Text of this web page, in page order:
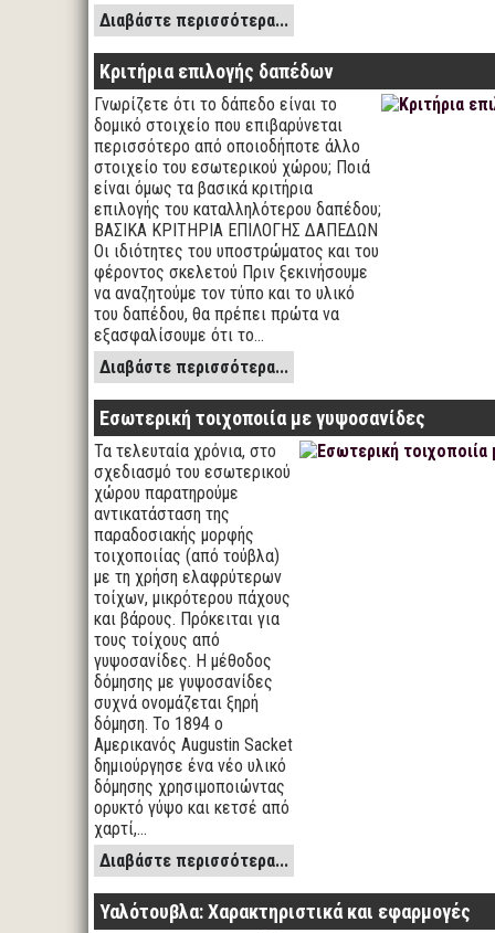
Διαβάστε περισσότερα...
Κριτήρια επιλογής δαπέδων
Γνωρίζετε ότι το δάπεδο είναι το
δομικό στοιχείο που επιβαρύνεται
περισσότερο από οποιοδήποτε άλλο
στοιχείο του εσωτερικού χώρου; Ποιά
είναι όμως τα βασικά κριτήρια
επιλογής του καταλληλότερου δαπέδου;
ΒΑΣΙΚΑ ΚΡΙΤΗΡΙΑ ΕΠΙΛΟΓΗΣ ΔΑΠΕΔΩΝ
Οι ιδιότητες του υποστρώματος και του
φέροντος σκελετού Πριν ξεκινήσουμε
να αναζητούμε τον τύπο και το υλικό
του δαπέδου, θα πρέπει πρώτα να
εξασφαλίσουμε ότι το…
Διαβάστε περισσότερα...
Εσωτερική τοιχοποιία με γυψοσανίδες
Τα τελευταία χρόνια, στο
σχεδιασμό του εσωτερικού
χώρου παρατηρούμε
αντικατάσταση της
παραδοσιακής μορφής
τοιχοποιίας (από τούβλα)
με τη χρήση ελαφρύτερων
τοίχων, μικρότερου πάχους
και βάρους. Πρόκειται για
τους τοίχους από
γυψοσανίδες. Η μέθοδος
δόμησης με γυψοσανίδες
συχνά ονομάζεται ξηρή
δόμηση. Το 1894 ο
Αμερικανός Augustin Sacket
δημιούργησε ένα νέο υλικό
δόμησης χρησιμοποιώντας
ορυκτό γύψο και κετσέ από
χαρτί,…
Διαβάστε περισσότερα...
Υαλότουβλα: Χαρακτηριστικά και εφαρμογές